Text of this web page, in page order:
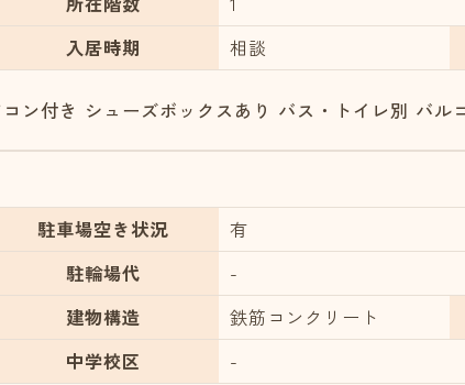
入居時期 相談
ン付き シューズボックスあり バス・トイレ別 バル
駐車場空き状況
有
駐輪場代
-
建物構造 鉄筋コンクリート
中学校区 -